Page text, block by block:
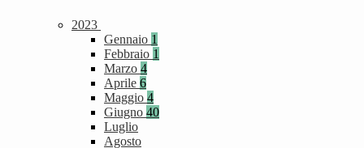
2023
Gennaio 1
Febbraio 1
Marzo 4
Aprile 6
Maggio 4
Giugno 40
Luglio
Agosto